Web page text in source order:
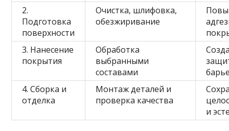
2.
Подготовка
поверхности
Очистка, шлифовка,
обезжиривание
3. Нанесение
покрытия
Обработка
выбранными
составами
4. Сборка и
отделка
Монтаж деталей и
проверка качества
и